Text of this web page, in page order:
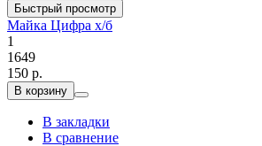
Быстрый просмотр
Майка Цифра х/б
1
1649
150 р.
В корзину
В закладки
В сравнение